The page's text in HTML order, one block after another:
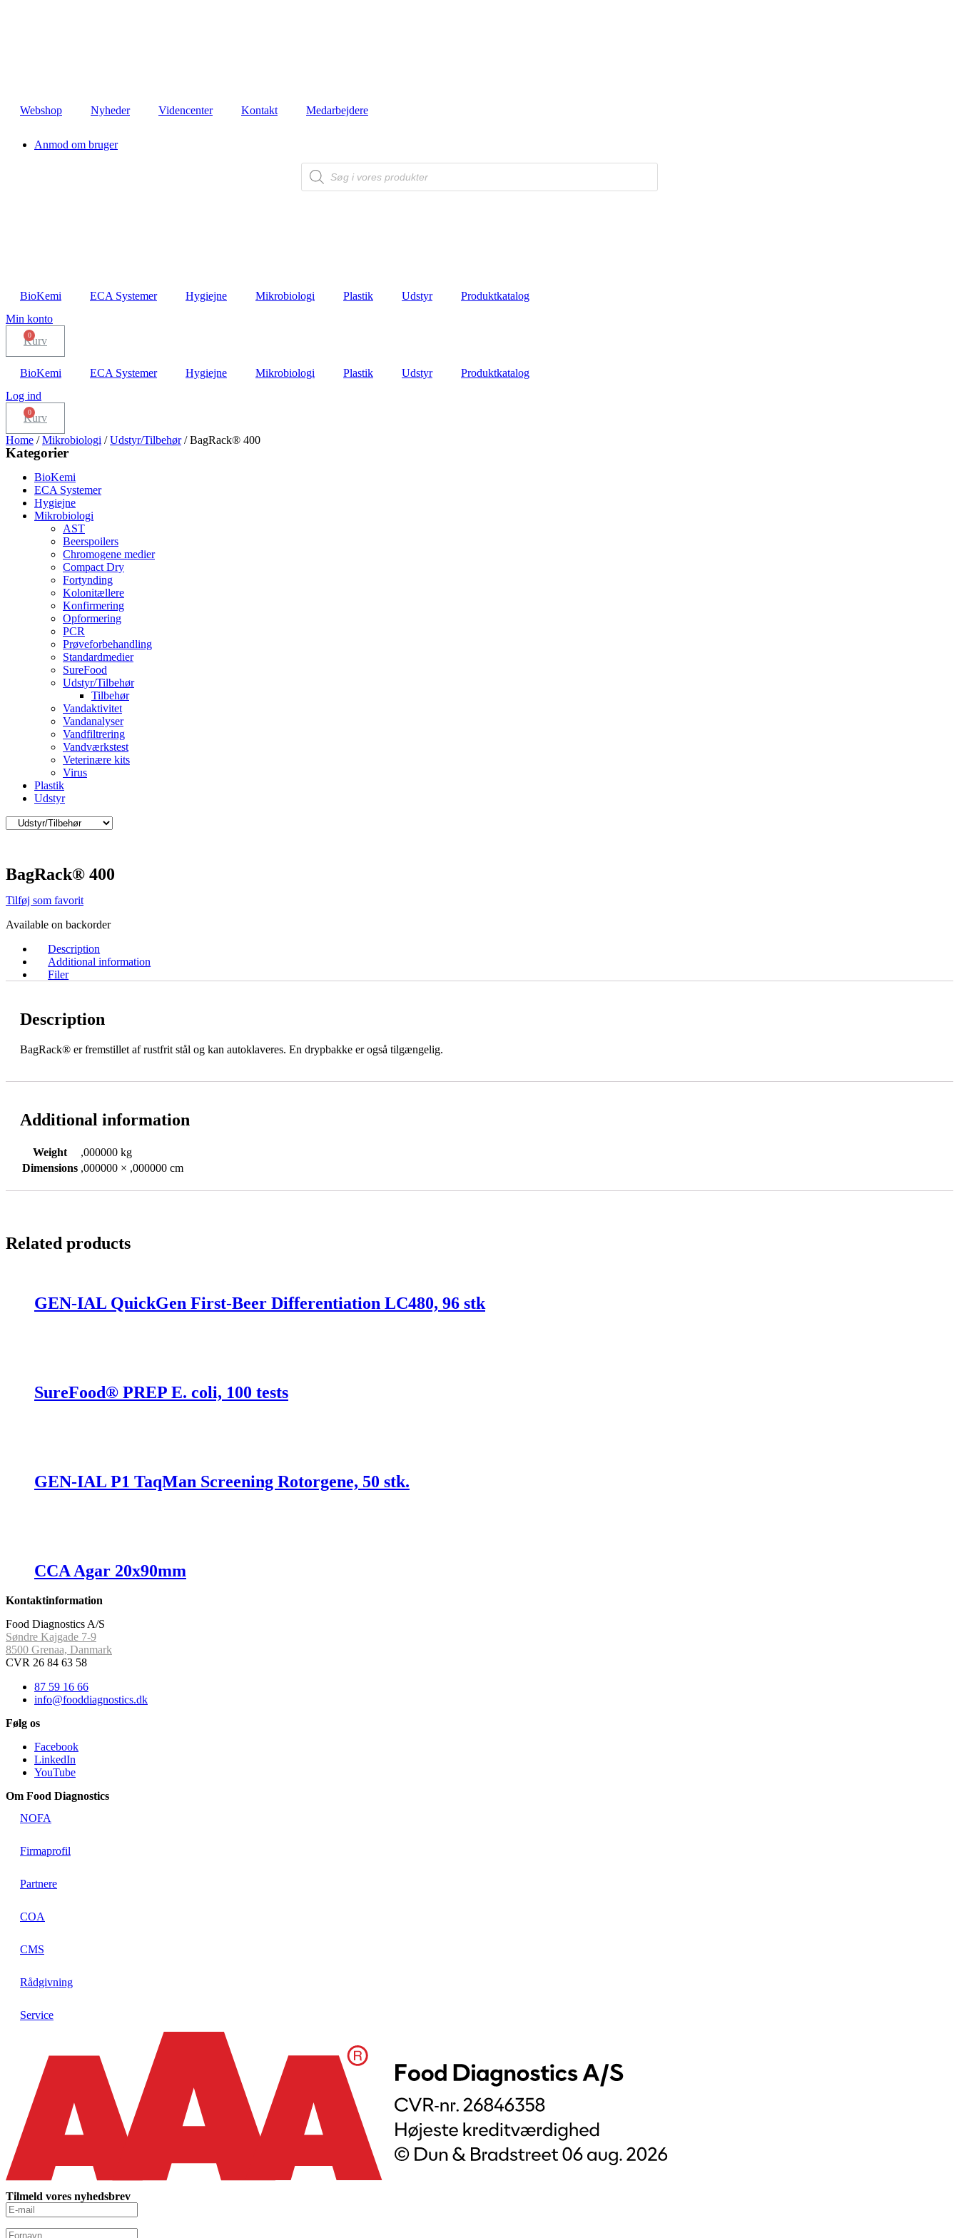
Webshop Nyheder Videncenter Kontakt Medarbejdere
Anmod om bruger
Products
search
BioKemi ECA Systemer Hygiejne Mikrobiologi Plastik Udstyr
Produktkatalog
Min konto
Kurv
BioKemi ECA Systemer Hygiejne Mikrobiologi Plastik Udstyr
Produktkatalog
Log ind
Kurv
Home /Mikrobiologi /Udstyr/Tilbehør/ BagRack® 400
Kategorier
BioKemi
ECA Systemer
Hygiejne
Mikrobiologi
AST
Beerspoilers
Chromogene medier
Compact Dry
Fortynding
Kolonitællere
Konfirmering
Opformering
PCR
Prøveforbehandling
Standardmedier
SureFood
Udstyr/Tilbehør
Tilbehør
Vandaktivitet
Vandanalyser
Vandfiltrering
Vandværkstest
Veterinære kits
Virus
Plastik
Udstyr
BagRack® 400
Tilføj som favorit
Available on backorder
Description
Additional information
Filer
Description
BagRack® er fremstillet af rustfrit stål og kan autoklaveres. En drypbakke er også tilgængelig.
Additional information
Weight
,000000 kg
Dimensions ,000000 × ,000000 cm
Related products
GEN-IAL QuickGen First-Beer Differentiation LC480, 96 stk
SureFood® PREP E. coli, 100 tests
GEN-IAL P1 TaqMan Screening Rotorgene, 50 stk.
CCA Agar 20x90mm
Kontaktinformation
Food Diagnostics A/S
Søndre Kajgade 7-9
8500 Grenaa, Danmark
CVR 26 84 63 58
87 59 16 66
info@fooddiagnostics.dk
Følg os
Facebook
LinkedIn
YouTube
Om Food Diagnostics
NOFA
Firmaprofil
Partnere
COA
CMS
Rådgivning
Service
Tilmeld vores nyhedsbrev